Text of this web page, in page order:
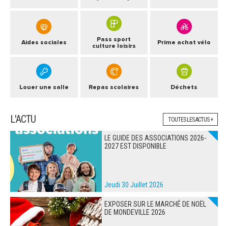
Aides sociales
Pass sport
culture loisirs
Prime achat vélo
Louer une salle Repas scolaires Déchets
L'ACTU TOUTES LES ACTUS +
LE GUIDE DES ASSOCIATIONS 2026-
2027 EST DISPONIBLE
Jeudi 30 Juillet 2026
EXPOSER SUR LE MARCHÉ DE NOËL
DE MONDEVILLE 2026